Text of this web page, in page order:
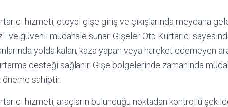
hizmeti, otoyol gişe giriş ve çıkışlarında meydana
ve güvenli müdahale sunar. Gişeler Oto Kurtarıcı
yolda kalan, kaza yapan veya hareket edemeyen
desteği sağlanır. Gişe bölgelerinde zamanında
öneme sahiptir.
hizmeti, araçların bulunduğu noktadan kontrollü